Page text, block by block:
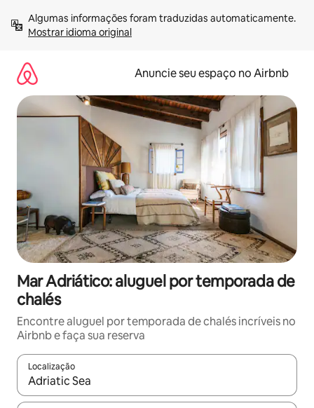
para
Mostrar idioma original
Anuncie seu espaço no Airbnb
Mar Adriático: aluguel por temporada de
chalés
Encontre aluguel por temporada de chalés incríveis no
Airbnb e faça sua reserva
Localização
Quando os resultados estiverem disponíveis, explore-os